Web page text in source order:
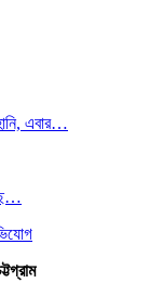
এবার…